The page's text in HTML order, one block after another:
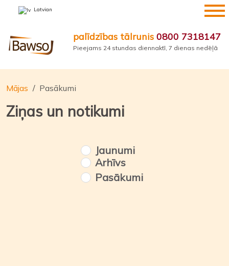
Pāriet
Latvian
palīdzības tālrunis 0800 7318147
Pieejams 24 stundas diennaktī, 7 dienas nedēļā
Mājas Pasākumi
Ziņas un notikumi
Jaunumi
Arhīvs
Pasākumi